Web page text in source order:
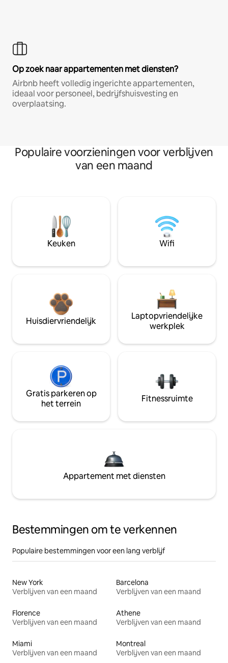
Op zoek naar appartementen met diensten?
Airbnb heeft volledig ingerichte appartementen,
ideaal voor personeel, bedrijfshuisvesting en
overplaatsing.
Populaire voorzieningen voor verblijven
van een maand
Keuken Wifi
Huisdiervriendelijk
Laptopvriendelijke
werkplek
Gratis parkeren op
het terrein
Fitnessruimte
Appartement met diensten
Bestemmingen om te verkennen
Populaire bestemmingen voor een lang verblijf
New York
Verblijven van een maand
Barcelona
Verblijven van een maand
Florence
Verblijven van een maand
Athene
Verblijven van een maand
Miami
Verblijven van een maand
Montreal
Verblijven van een maand